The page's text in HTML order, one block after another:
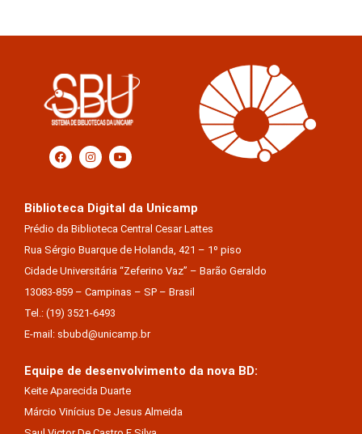
Biblioteca Digital da Unicamp
Prédio da Biblioteca Central Cesar Lattes
Rua Sérgio Buarque de Holanda, 421 – 1º piso
Cidade Universitária “Zeferino Vaz” – Barão Geraldo
13083-859 – Campinas – SP – Brasil
Tel.: (19) 3521-6493
E-mail: sbubd@unicamp.br
Equipe de desenvolvimento da nova BD:
Keite Aparecida Duarte
Márcio Vinícius De Jesus Almeida